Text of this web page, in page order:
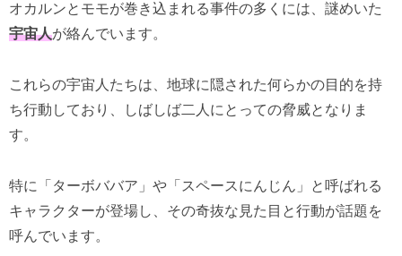
オカルンとモモが巻き込まれる事件の多くには、謎めいた
宇宙人が絡んでいます。
これらの宇宙人たちは、地球に隠された何らかの目的を持
ち行動しており、しばしば二人にとっての脅威となりま
す。
特に「ターボババア」や「スペースにんじん」と呼ばれる
キャラクターが登場し、その奇抜な見た目と行動が話題を
呼んでいます。